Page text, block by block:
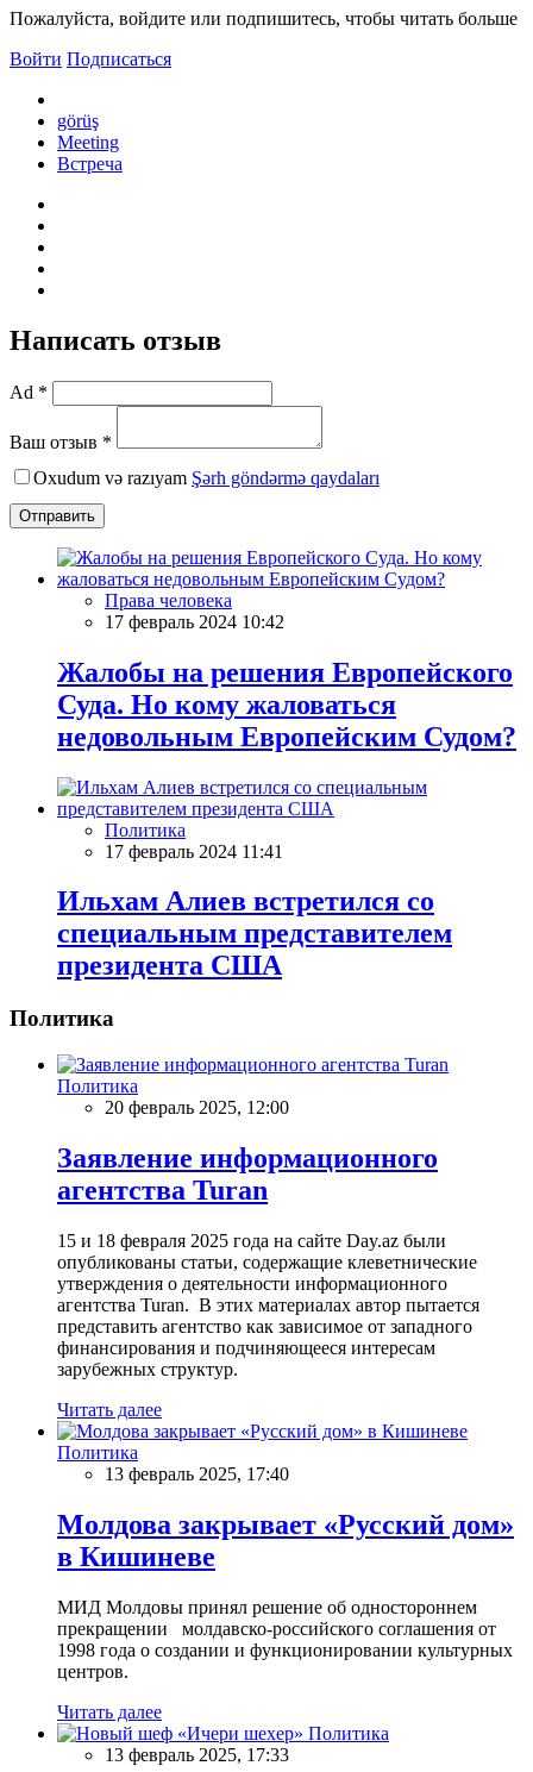
Пожалуйста, войдите или подпишитесь, чтобы читать больше
Войти Подписаться
görüş
Meeting
Встреча
Написать отзыв
Ad *
Ваш отзыв *
Oxudum və razıyam Şərh göndərmə qaydaları
Отправить
Права человека
17 февраль 2024 10:42
Жалобы на решения Европейского
Суда. Но кому жаловаться
недовольным Европейским Судом?
Политика
17 февраль 2024 11:41
Ильхам Алиев встретился со
специальным представителем
президента США
Политика
Политика
20 февраль 2025, 12:00
Заявление информационного
агентства Turan
15 и 18 февраля 2025 года на сайте Day.az были
опубликованы статьи, содержащие клеветнические
утверждения о деятельности информационного
агентства Turan. В этих материалах автор пытается
представить агентство как зависимое от западного
финансирования и подчиняющееся интересам
зарубежных структур.
Читать далее
Политика
13 февраль 2025, 17:40
Молдова закрывает «Русский дом»
в Кишиневе
МИД Молдовы принял решение об одностороннем
прекращении молдавско-российского соглашения от
1998 года о создании и функционировании культурных
центров.
Читать далее
Политика
13 февраль 2025, 17:33